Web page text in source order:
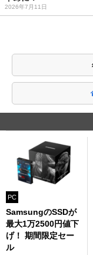
2026年7月11日
PC
SamsungのSSDが
最大1万2500円値下
げ！ 期間限定セー
ル